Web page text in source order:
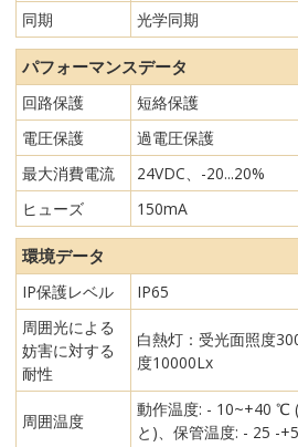
同期
光学同期
パフォーマンスデータ
回路保護
短絡保護
電圧保護
過電圧保護
最大消費電流
24VDC、-20...20%
ヒューズ
150mA
環境データ
IP保護レベル
IP65
周囲光による
妨害に対する
耐性
白熱灯：受光面照度
度10000Lx
周囲温度
動作温度: - 10~+40 ℃
と)、保管温度: - 25 -